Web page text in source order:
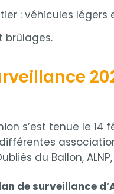
: véhicules légers
s’est tenue le
du Ballon,
de surveillance